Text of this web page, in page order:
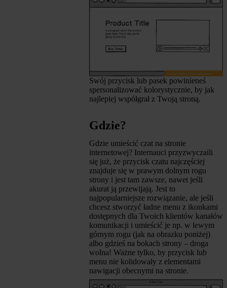
Swój przycisk lub pasek powinieneś
spersonalizować kolorystycznie, by jak
najlepiej współgrał z Twoją stroną.
Gdzie?
Gdzie umieścić czat na stronie
internetowej? Internauci przyzwyczaili
się już, że przycisk czatu najczęściej
znajduje się w prawym dolnym rogu
strony i jest tam zawsze, nawet jeśli
akurat ją przewijają. Jest to
najpopularniejsze rozwiązanie, ale jeśli
chcesz stworzyć ładne menu z ikonkami
dostępnych dla Twoich klientów kanałów
komunikacji i umieścić je np. w lewym
górnym rogu (jak na obrazku poniżej)
albo gdzieś na bokach strony – droga
wolna! Ważne tylko, by przycisk lub
menu nie kolidowały z elementami
nawigacji obecnymi na stronie.